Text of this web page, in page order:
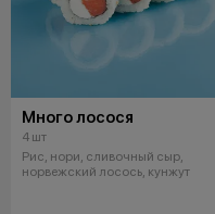
Много лосося
4 шт
Рис, нори, сливочный сыр,
норвежский лосось, кунжут